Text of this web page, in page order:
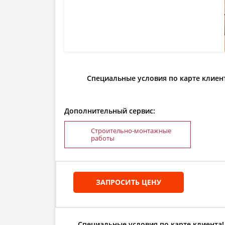
Специальные условия по карте
Дополнительный сервис:
Строительно-монтажные
работы
ЗАПРОСИТЬ ЦЕНУ